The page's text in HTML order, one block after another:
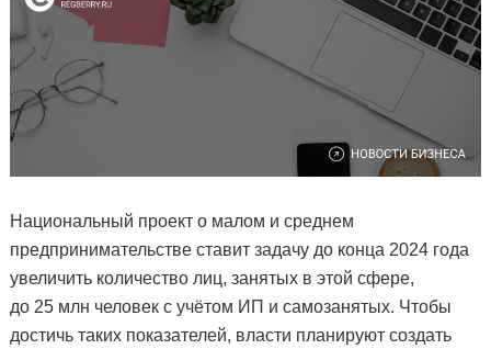
Национальный проект о малом и среднем
предпринимательстве ставит задачу до конца 2024 года
увеличить количество лиц, занятых в этой сфере,
до 25 млн человек с учётом ИП и самозанятых. Чтобы
достичь таких показателей, власти планируют создать